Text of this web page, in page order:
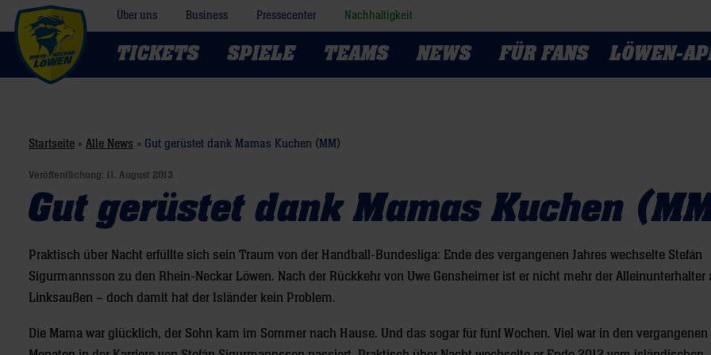
Über uns Business Pressecenter Nachhaltigkeit
TICKETS SPIELE TEAMS NEWS FÜR FANS LÖWEN-
Startseite » Alle News » Gut gerüstet dank Mamas Kuchen (MM)
Veröffentlichung: 11. August 2013
Gut gerüstet dank Mamas Kuchen
Praktisch über Nacht erfüllte sich sein Traum von der Handball-Bundesliga: Ende des vergangenen Jahres wechselte Stefán
Sigurmannsson zu den Rhein-Neckar Löwen. Nach der Rückkehr von Uwe Gensheimer ist er nicht mehr der Alleinunterhalter
Linksaußen – doch damit hat der Isländer kein Problem.
Die Mama war glücklich, der Sohn kam im Sommer nach Hause. Und das sogar für fünf Wochen. Viel war in den